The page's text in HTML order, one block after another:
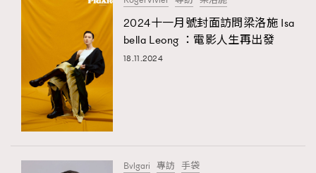
Paris
Hommes
AFrenchMind
DressLikeAParisienne
2024十一月號封面訪問梁洛施 Isa
bella Leong ：電影人生再出發
18.11.2024
Bvlgari 專訪 手袋